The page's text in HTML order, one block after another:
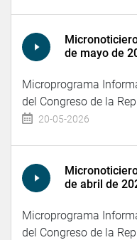
de mayo de
Microprograma
del Congreso de la
20-05-2026
de abril de
Microprograma
del Congreso de la